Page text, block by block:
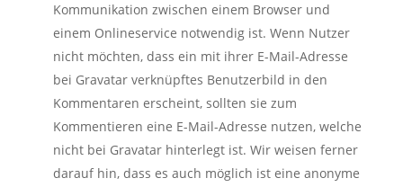
Kommunikation zwischen einem Browser und
einem Onlineservice notwendig ist. Wenn Nutzer
nicht möchten, dass ein mit ihrer E-Mail-Adresse
bei Gravatar verknüpftes Benutzerbild in den
Kommentaren erscheint, sollten sie zum
Kommentieren eine E-Mail-Adresse nutzen, welche
nicht bei Gravatar hinterlegt ist. Wir weisen ferner
darauf hin, dass es auch möglich ist eine anonyme